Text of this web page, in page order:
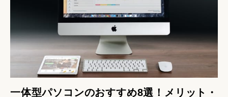
一体型パソコンのおすすめ8選！メリット・